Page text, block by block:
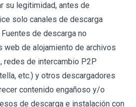
su legitimidad, antes de
solo canales de descarga
de descarga no
de alojamiento de archivos
redes de intercambio P2P
etc.) y otros descargadores
contenido engañoso y/o
de descarga e instalación con